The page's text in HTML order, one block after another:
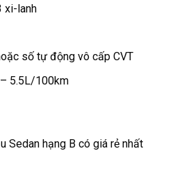
xi-lanh
số tự động vô cấp CVT
5.5L/100km
Sedan hạng B có giá rẻ nhất